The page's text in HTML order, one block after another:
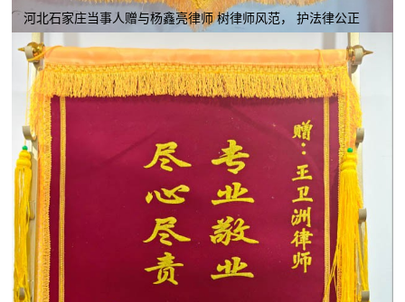
河北石家庄当事人赠与杨鑫亮律师 树律师风范， 护法律公正